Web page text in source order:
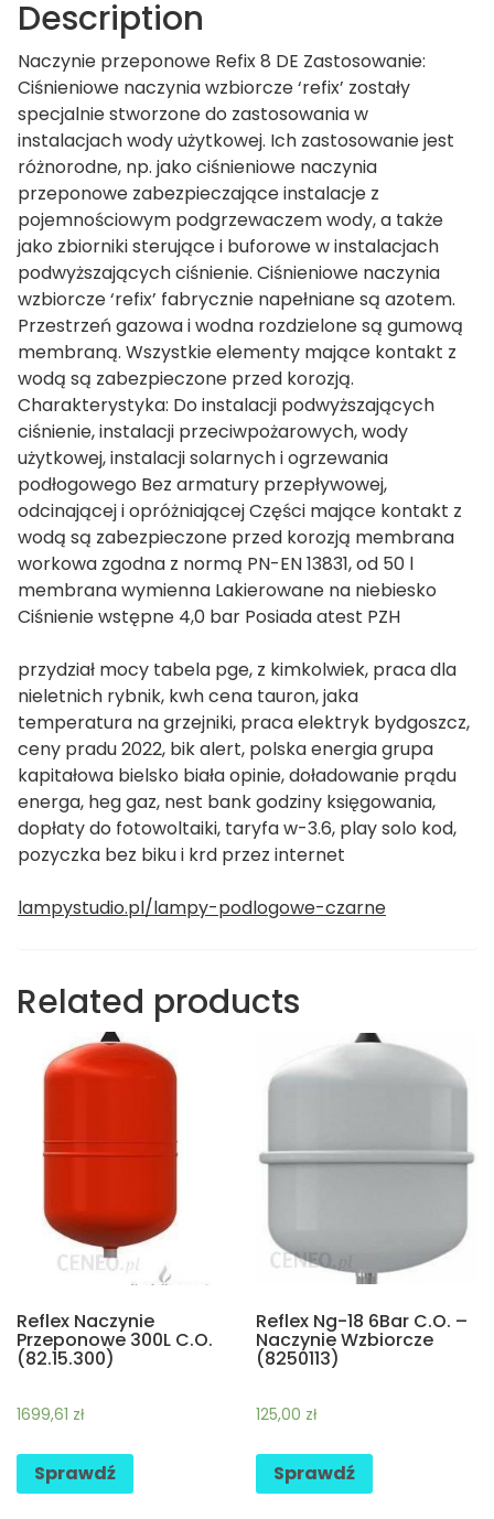
Description
Naczynie przeponowe Refix 8 DE Zastosowanie:
Ciśnieniowe naczynia wzbiorcze ‘refix’ zostały
specjalnie stworzone do zastosowania w
instalacjach wody użytkowej. Ich zastosowanie jest
różnorodne, np. jako ciśnieniowe naczynia
przeponowe zabezpieczające instalacje z
pojemnościowym podgrzewaczem wody, a także
jako zbiorniki sterujące i buforowe w instalacjach
podwyższających ciśnienie. Ciśnieniowe naczynia
wzbiorcze ‘refix’ fabrycznie napełniane są azotem.
Przestrzeń gazowa i wodna rozdzielone są gumową
membraną. Wszystkie elementy mające kontakt z
wodą są zabezpieczone przed korozją.
Charakterystyka: Do instalacji podwyższających
ciśnienie, instalacji przeciwpożarowych, wody
użytkowej, instalacji solarnych i ogrzewania
podłogowego Bez armatury przepływowej,
odcinającej i opróżniającej Części mające kontakt z
wodą są zabezpieczone przed korozją membrana
workowa zgodna z normą PN-EN 13831, od 50 l
membrana wymienna Lakierowane na niebiesko
Ciśnienie wstępne 4,0 bar Posiada atest PZH
przydział mocy tabela pge, z kimkolwiek, praca dla
nieletnich rybnik, kwh cena tauron, jaka
temperatura na grzejniki, praca elektryk bydgoszcz,
ceny pradu 2022, bik alert, polska energia grupa
kapitałowa bielsko biała opinie, doładowanie prądu
energa, heg gaz, nest bank godziny księgowania,
dopłaty do fotowoltaiki, taryfa w-3.6, play solo kod,
pozyczka bez biku i krd przez internet
lampystudio.pl/lampy-podlogowe-czarne
Related products
Reflex Naczynie
Przeponowe 300L C.O.
(82.15.300)
1699,61 zł
Sprawdź
Reflex Ng-18 6Bar C.O. –
Naczynie Wzbiorcze
(8250113)
125,00 zł
Sprawdź